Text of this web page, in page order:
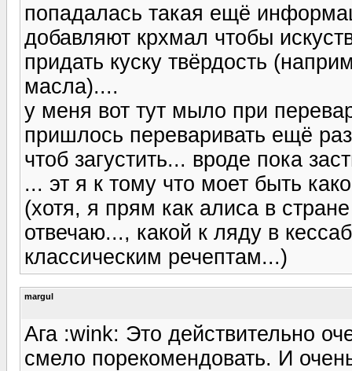
попадалась такая ещё
добавляют крхмал чтобы
придать куску твёрдость
масла)....
у меня вот тут мыло при
пришлось переваривать ещё
чтоб загустить... вроде пока
... эт я к тому что моет быть
(хотя, я прям как алиса в
отвечаю..., какой к ляду в
классическим речептам...)
margul
Ага :wink: Это действительно
смело порекомендовать. И